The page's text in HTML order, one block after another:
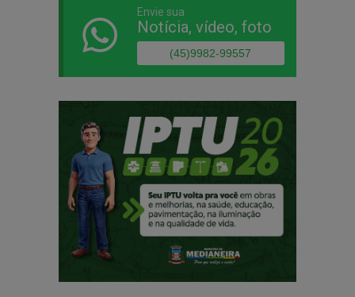
Envie sua
Notícia, vídeo, foto
(45)9982-99557